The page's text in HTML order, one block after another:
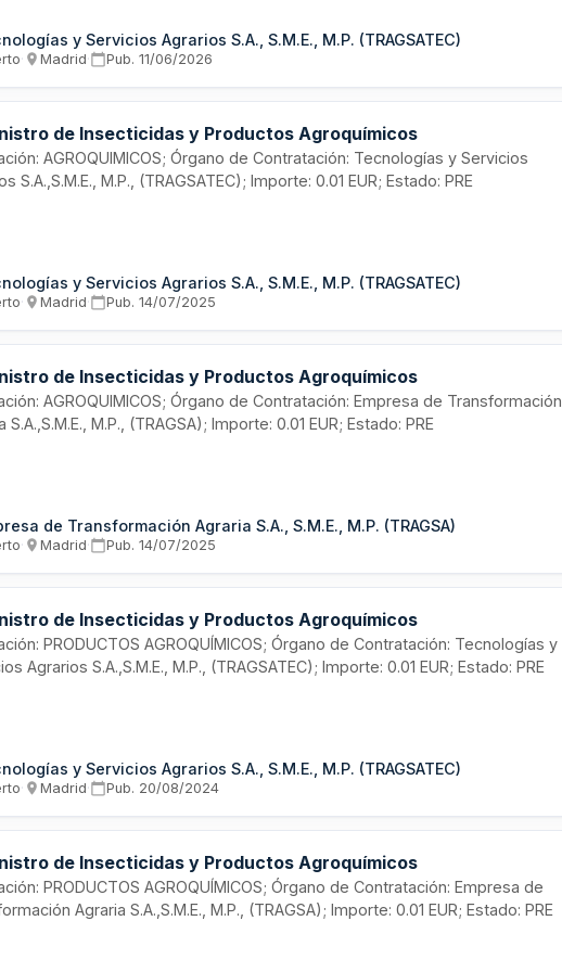
se realiza mediante procedimiento abierto con presupuesto base de
muy reducido, orientada a empresas proveedoras especializadas en
y Servicios Agrarios S.A., S.M.E., M.P. (TRAGSATEC)
· Madrid· Pub.11/06/2026
de Insecticidas y Productos Agroquímicos
AGROQUIMICOS; Órgano de Contratación: Tecnologías y Servicios
S.A.,S.M.E., M.P., (TRAGSATEC); Importe: 0.01 EUR; Estado: PRE
y Servicios Agrarios S.A., S.M.E., M.P. (TRAGSATEC)
· Madrid· Pub.14/07/2025
de Insecticidas y Productos Agroquímicos
AGROQUIMICOS; Órgano de Contratación: Empresa de Transformación
S.A.,S.M.E., M.P., (TRAGSA); Importe: 0.01 EUR; Estado: PRE
de Transformación Agraria S.A., S.M.E., M.P. (TRAGSA)
· Madrid· Pub.14/07/2025
de Insecticidas y Productos Agroquímicos
PRODUCTOS AGROQUÍMICOS; Órgano de Contratación: Tecnologías y
Agrarios S.A.,S.M.E., M.P., (TRAGSATEC); Importe: 0.01 EUR; Estado: PRE
y Servicios Agrarios S.A., S.M.E., M.P. (TRAGSATEC)
· Madrid· Pub. 20/08/2024
de Insecticidas y Productos Agroquímicos
PRODUCTOS AGROQUÍMICOS; Órgano de Contratación: Empresa de
Agraria S.A.,S.M.E., M.P., (TRAGSA); Importe: 0.01 EUR; Estado: PRE